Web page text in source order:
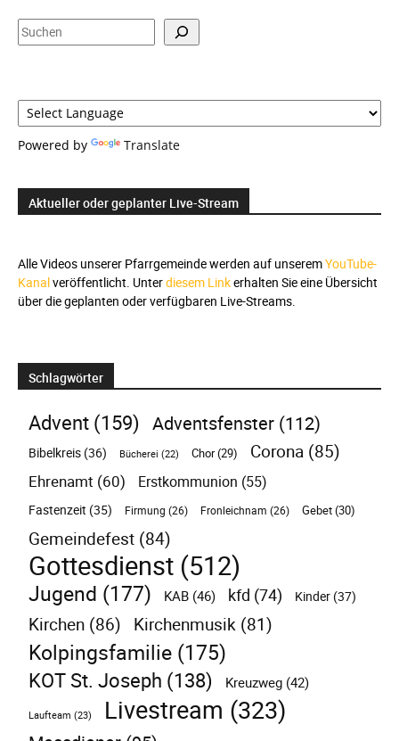
Suchen
Powered by Translate
Aktueller oder geplanter Live-Stream
Alle Videos unserer Pfarrgemeinde werden auf unseremYouTube-
Kanalveröffentlicht. Unterdiesem Linkerhalten Sie eine Übersicht
über die geplanten oder verfügbaren Live-Streams.
Schlagwörter
Advent(159) Adventsfenster (112)
Bibelkreis (36) Bücherei (22) Chor(29) Corona (85)
Ehrenamt (60) Erstkommunion (55)
Fastenzeit (35) Firmung (26) Fronleichnam (26) Gebet(30)
Gemeindefest (84)
Gottesdienst (512)
Jugend (177) KAB (46) kfd (74) Kinder (37)
Kirchen (86) Kirchenmusik (81)
Kolpingsfamilie (175)
KOT St. Joseph (138) Kreuzweg (42)
Laufteam (23) Livestream (323)